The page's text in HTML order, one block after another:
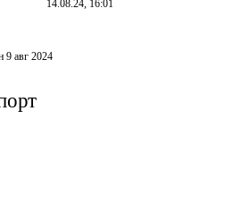
14.08.24, 16:01
9 авг 2024